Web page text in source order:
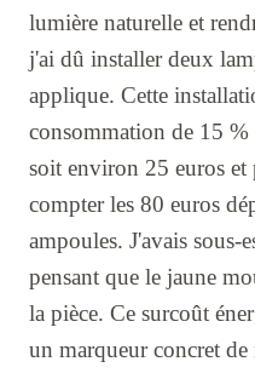
lumière naturelle et
j'ai dû installer deux
applique. Cette
consommation de 15
soit environ 25 euros et
compter les 80 euros
ampoules. J'avais sous-
pensant que le jaune
la pièce. Ce surcoût
un marqueur concret